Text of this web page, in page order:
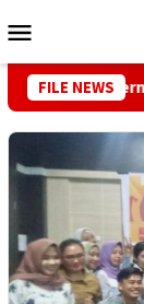
ke
Mobile
FILE NEWS
Mire, Gubernur